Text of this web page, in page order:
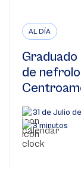
AL DÍA
de
31 de Julio
3 minutos